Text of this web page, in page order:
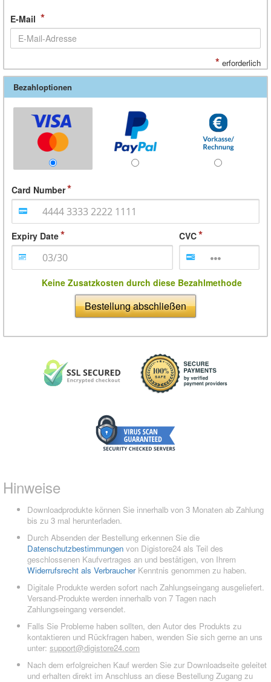
E-Mail *
* erforderlich
Bezahloptionen
Card Number
Expiry Date CVC
Keine Zusatzkosten durch diese Bezahlmethode
Bestellung abschließen
Hinweise
Downloadprodukte können Sie innerhalb von 3 Monaten ab Zahlung
bis zu 3 mal herunterladen.
Durch Absenden der Bestellung erkennen Sie die
Datenschutzbestimmungen von Digistore24 als Teil des
geschlossenen Kaufvertrages an und bestätigen, von Ihrem
Widerrufsrecht als VerbraucherKenntnis genommen zu haben.
Digitale Produkte werden sofort nach Zahlungseingang ausgeliefert.
Versand-Produkte werden innerhalb von 7 Tagen nach
Zahlungseingang versendet.
Falls Sie Probleme haben sollten, den Autor des Produkts zu
kontaktieren und Rückfragen haben, wenden Sie sich gerne an uns
unter: support@digistore24.com
Nach dem erfolgreichen Kauf werden Sie zur Downloadseite geleitet
und erhalten direkt im Anschluss an diese Bestellung Zugang zu